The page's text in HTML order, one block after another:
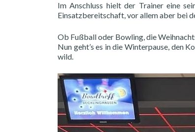
Im Anschluss hielt der Trainer eine
Einsatzbereitschaft, vor allem aber bei
Ob Fußball oder Bowling, die
Nun geht’s es in die Winterpause, den
wild.